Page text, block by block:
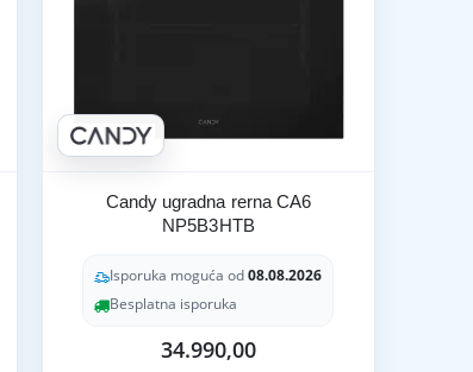
Candy ugradna rerna CA6
NP5B3HTB
Isporuka moguća od08.08.2026
Besplatna isporuka
34.990,00